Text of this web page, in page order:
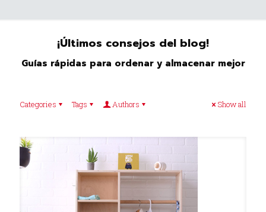
¡Últimos consejos del blog!
Guías rápidas para ordenar y almacenar mejor
Categories Tags Authors Show all